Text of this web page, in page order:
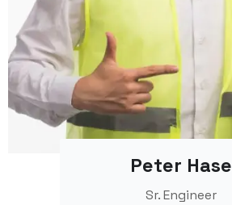
Peter Hase
Sr. Engineer